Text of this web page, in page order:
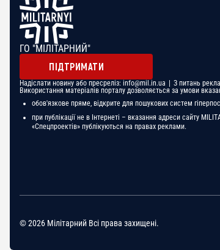
ГО "МІЛІТАРНИЙ"
ПІДТРИМАТИ
Надіслати новину або пресреліз: info@mil.in.ua | З питань
Використання матеріалів порталу дозволяється за умови
обов'язкове пряме, відкрите для пошукових систем
при публікації не в Інтернеті – вказання адреси сайту
«Спецпроектів» публікуються на правах реклами.
© 2026 Мілітарний Всі права захищені.